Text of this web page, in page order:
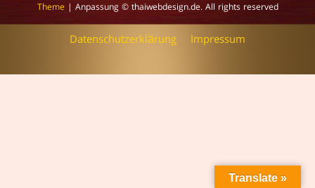
Theme| Anpassung © thaiwebdesign.de. All rights reserved
Datenschutzerklärung Impressum
Translate »